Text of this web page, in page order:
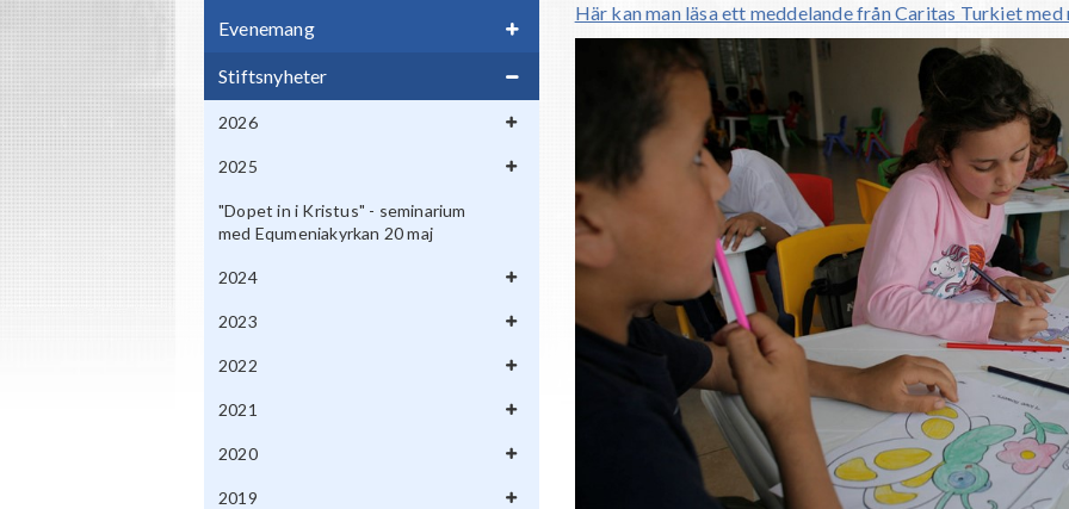
Evenemang
Stiftsnyheter
2026
2025
"Dopet in i Kristus" - seminarium
med Equmeniakyrkan 20 maj
2024
2023
2022
2021
2020
2019
Här kan man läsa ett meddelande från Caritas Turkiet